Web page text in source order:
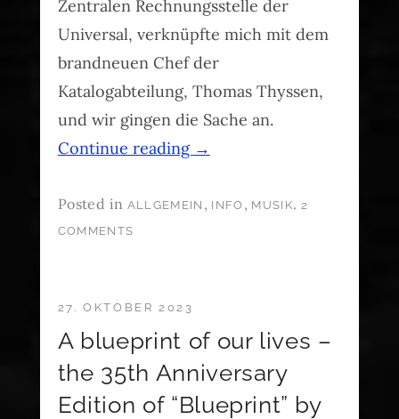
Zentralen Rechnungsstelle der
Universal, verknüpfte mich mit dem
brandneuen Chef der
Katalogabteilung, Thomas Thyssen,
und wir gingen die Sache an.
Continue reading →
Posted in ALLGEMEIN , INFO , MUSIK. 2
COMMENTS
A blueprint of our lives –
the 35th Anniversary
Edition of “Blueprint” by
27. OKTOBER 2023